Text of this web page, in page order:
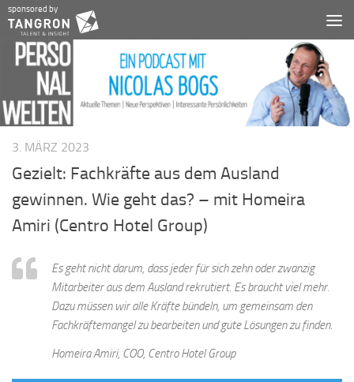
Zum Inhalt springen
sponsored by
Gezielt: Fachkräfte aus dem Ausland
gewinnen. Wie geht das? – mit Homeira
Amiri (Centro Hotel Group)
3. MÄRZ 2023
Es geht nicht darum, dass jeder für sich zehn oder zwanzig
Mitarbeiter aus dem Ausland rekrutiert. Es braucht viel mehr.
Dazu müssen wir alle Kräfte bündeln, um gemeinsam den
Fachkräftemangel zu bearbeiten und gute Lösungen zu finden.
Homeira Amiri, COO, Centro Hotel Group